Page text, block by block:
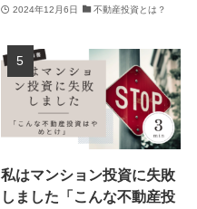
2024年12月6日 不動産投資とは？
私はマンション投資に失敗
しました「こんな不動産投